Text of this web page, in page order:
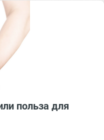
польза для